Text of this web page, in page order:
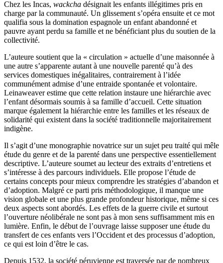
Chez les Incas, wackcha désignait les enfants illégitimes pris en
charge par la communauté. Un glissement s’opéra ensuite et ce mot
qualifia sous la domination espagnole un enfant abandonné et
pauvre ayant perdu sa famille et ne bénéficiant plus du soutien de la
collectivité.
L’auteure soutient que la « circulation » actuelle d’une maisonnée à
une autre s’apparente autant à une nouvelle parenté qu’à des
services domestiques inégalitaires, contrairement à l’idée
communément admise d’une entraide spontanée et volontaire.
Leinaweaver estime que cette relation instaure une hiérarchie avec
l’enfant désormais soumis à sa famille d’accueil. Cette situation
marque également la hiérarchie entre les familles et les réseaux de
solidarité qui existent dans la société traditionnelle majoritairement
indigène.
Il s’agit d’une monographie novatrice sur un sujet peu traité qui mêle
étude du genre et de la parenté dans une perspective essentiellement
descriptive. L’auteure soumet au lecteur des extraits d’entretiens et
s’intéresse à des parcours individuels. Elle propose l’étude de
certains concepts pour mieux comprendre les stratégies d’abandon et
d’adoption. Malgré ce parti pris méthodologique, il manque une
vision globale et une plus grande profondeur historique, même si ces
deux aspects sont abordés. Les effets de la guerre civile et surtout
l’ouverture néolibérale ne sont pas à mon sens suffisamment mis en
lumière. Enfin, le début de l’ouvrage laisse supposer une étude du
transfert de ces enfants vers l’Occident et des processus d’adoption,
ce qui est loin d’être le cas.
Depuis 1532, la société péruvienne est traversée par de nombreux